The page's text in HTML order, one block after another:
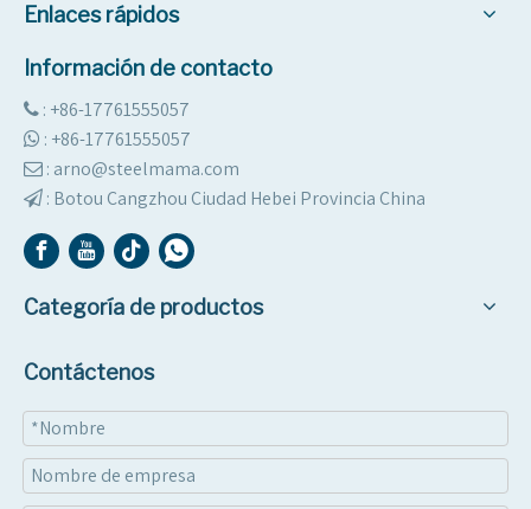
Enlaces rápidos
Información de contacto
 : +86-17761555057
 : +86-17761555057
 : arno@steelmama.com
 : Botou Cangzhou Ciudad Hebei Provincia China
Categoría de productos
Contáctenos